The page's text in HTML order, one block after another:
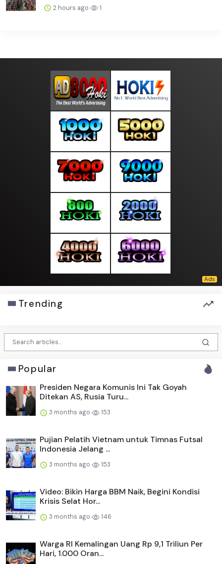
2 hours ago 1
Trending
Popular
Presiden Negara Komunis Ini Tak Goyah
Ditekan AS, Rusia Turu...
3 months ago 153
Pujian Pelatih Vietnam untuk Timnas Futsal
Indonesia Jelang ...
3 months ago 153
Video: Bikin Harga BBM Naik, Begini Kondisi
Krisis Selat Hor...
3 months ago 146
Warga RI Kemalingan Uang Rp 9,1 Triliun Per
Hari, 1.000 Oran...